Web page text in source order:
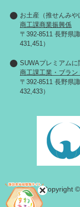
お土産（推せんみや
商工課商業振興係
〒392-8511 長野県
431,451）
SUWAプレミアムに
商工課工業・ブラン
〒392-8511 長野県
432,433）
Copyright ©